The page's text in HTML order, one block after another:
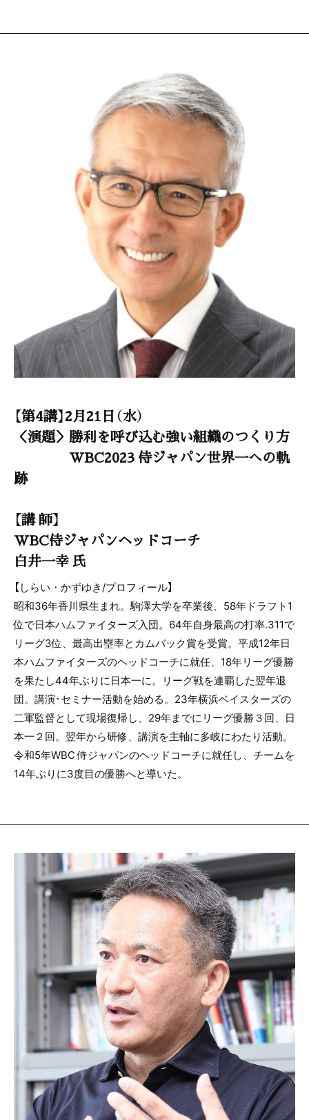
【第4講】2月21日（水）
＜演題＞勝利を呼び込む強い組織のつくり方
WBC2023 侍ジャパン世界一への軌
跡
【講 師】
WBC侍ジャパンヘッドコーチ
白井一幸 氏
【しらい・かずゆき/プロフィール】
昭和36年香川県生まれ。駒澤大学を卒業後、58年ドラフト1
位で日本ハムファイターズ入団。64年自身最高の打率.311で
リーグ3位、最高出塁率とカムバック賞を受賞。平成12年日
本ハムファイターズのヘッドコーチに就任、18年リーグ優勝
を果たし44年ぶりに日本一に。リーグ戦を連覇した翌年退
団。講演･セミナー活動を始める。23年横浜ベイスターズの
二軍監督として現場復帰し、29年までにリーグ優勝３回、日
本一２回。翌年から研修、講演を主軸に多岐にわたり活動。
令和5年WBC 侍ジャパンのヘッドコーチに就任し、チームを
14年ぶりに3度目の優勝へと導いた。